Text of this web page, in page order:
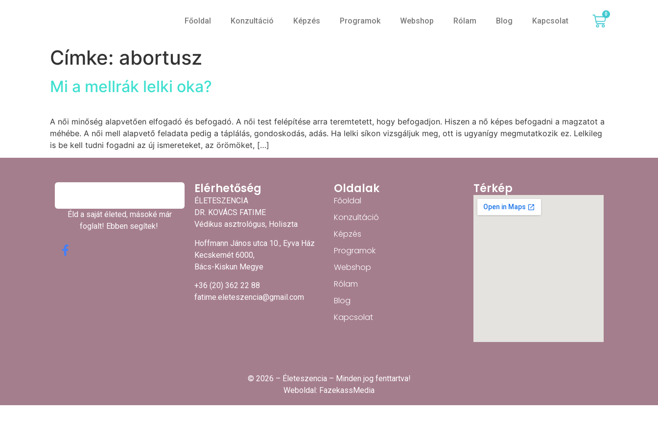
Főoldal Konzultáció Képzés Programok Webshop Rólam Blog Kapcsolat
0
Címke: abortusz
Mi a mellrák lelki oka?
A női minőség alapvetően elfogadó és befogadó. A női test felépítése arra teremtetett, hogy befogadjon. Hiszen a nő képes befogadni a magzatot a
méhébe. A női mell alapvető feladata pedig a táplálás, gondoskodás, adás. Ha lelki síkon vizsgáljuk meg, ott is ugyanígy megmutatkozik ez. Lelkileg
is be kell tudni fogadni az új ismereteket, az örömöket, […]
Éld a saját életed, másoké már
foglalt! Ebben segítek! ​
Elérhetőség
ÉLETESZENCIA
DR. KOVÁCS FATIME
Védikus asztrológus, Holiszta
Hoffmann János utca 10., Eyva Ház
Kecskemét 6000,
Bács-Kiskun Megye
+36 (20) 362 22 88
fatime.eleteszencia@gmail.com
Oldalak
Főoldal
Konzultáció
Képzés
Programok
Webshop
Rólam
Blog
Kapcsolat
Térkép
© 2026 – Életeszencia – Minden jog fenttartva!
Weboldal: FazekassMedia